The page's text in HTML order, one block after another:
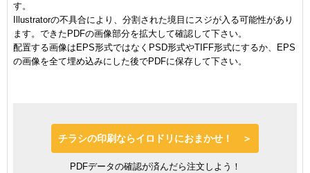
す。
Illustratorの不具合により、分割された境目にスジが入る可能性があり
ます。できたPDFの画像部分を拡大して確認して下さい。
配置する画像はEPS形式ではなくPSD形式やTIFF形式にするか、EPS
の画像を全て埋め込みにした後でPDFに保存して下さい。
チラシの印刷ならイロドリにおまかせ！ ＞
PDFデータの確認が済んだら注文しよう！